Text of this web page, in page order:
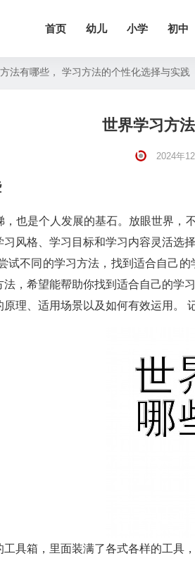
首页 幼儿 小学 初中
法有哪些， 学习方法的个性化选择与实践
世界学习方
2024年
也是个人发展的基石。放眼世界，
风格、学习目标和学习内容灵活选
试不同的学习方法，找到适合自己
，希望能帮助你找到适合自己的学
原理、适用场景以及如何有效运用。
具箱，里面装满了各式各样的工具